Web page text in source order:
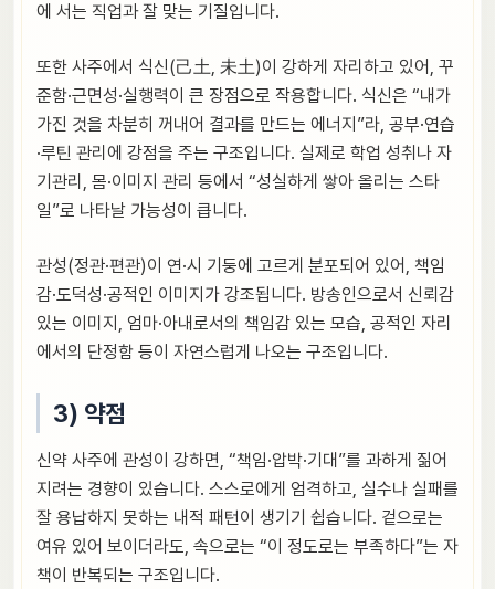
에 서는 직업과 잘 맞는 기질입니다.
또한 사주에서 식신(己土, 未土)이 강하게 자리하고 있어, 꾸
준함·근면성·실행력이 큰 장점으로 작용합니다. 식신은 “내가
가진 것을 차분히 꺼내어 결과를 만드는 에너지”라, 공부·연습
·루틴 관리에 강점을 주는 구조입니다. 실제로 학업 성취나 자
기관리, 몸·이미지 관리 등에서 “성실하게 쌓아 올리는 스타
일”로 나타날 가능성이 큽니다.
관성(정관·편관)이 연·시 기둥에 고르게 분포되어 있어, 책임
감·도덕성·공적인 이미지가 강조됩니다. 방송인으로서 신뢰감
있는 이미지, 엄마·아내로서의 책임감 있는 모습, 공적인 자리
에서의 단정함 등이 자연스럽게 나오는 구조입니다.
3) 약점
신약 사주에 관성이 강하면, “책임·압박·기대”를 과하게 짊어
지려는 경향이 있습니다. 스스로에게 엄격하고, 실수나 실패를
잘 용납하지 못하는 내적 패턴이 생기기 쉽습니다. 겉으로는
여유 있어 보이더라도, 속으로는 “이 정도로는 부족하다”는 자
책이 반복되는 구조입니다.